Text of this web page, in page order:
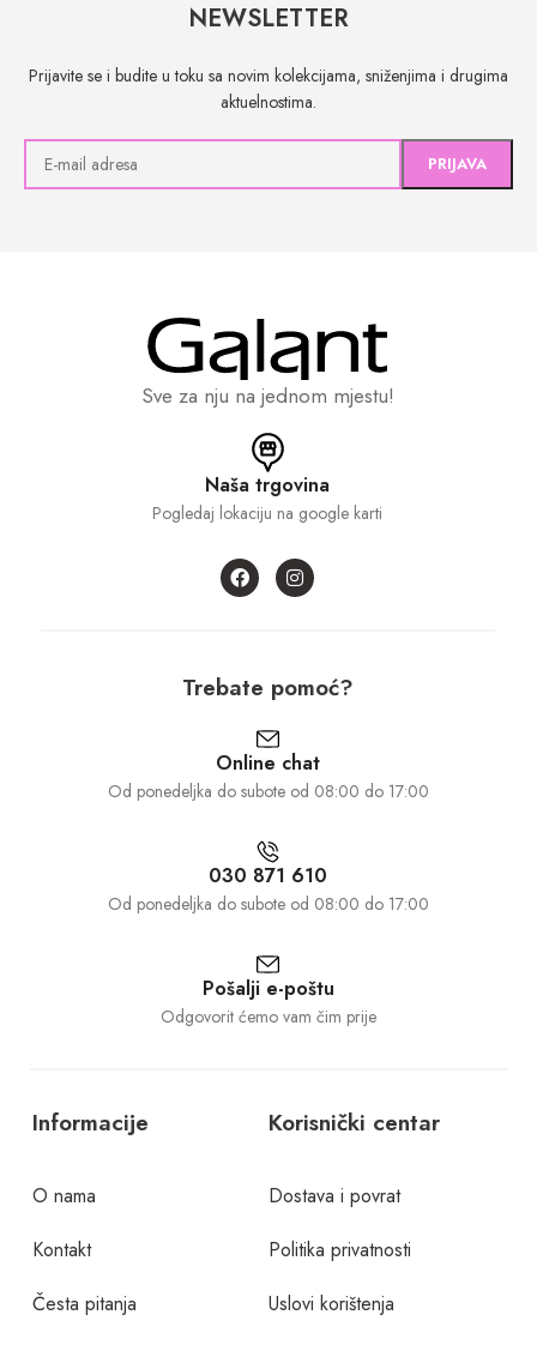
NEWSLETTER
Prijavite se i budite u toku sa novim kolekcijama, sniženjima i drugima
aktuelnostima.
Sve za nju na jednom mjestu!
Naša trgovina
Pogledaj lokaciju na google karti
Trebate pomoć?
Online chat
Od ponedeljka do subote od 08:00 do 17:00
030 871 610
Od ponedeljka do subote od 08:00 do 17:00
Pošalji e-poštu
Odgovorit ćemo vam čim prije
Informacije
O nama
Kontakt
Česta pitanja
Korisnički centar
Dostava i povrat
Politika privatnosti
Uslovi korištenja